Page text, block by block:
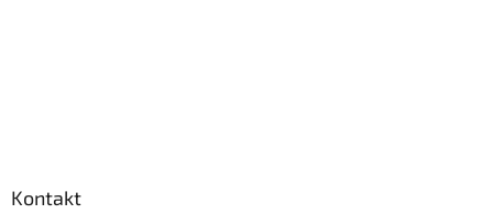
Kontakt